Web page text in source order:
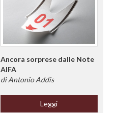
Ancora sorprese dalle Note
AIFA
di Antonio Addis
Leggi